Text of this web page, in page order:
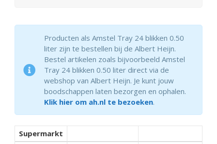
Producten als Amstel Tray 24 blikken 0.50
liter zijn te bestellen bij de Albert Heijn.
Bestel artikelen zoals bijvoorbeeld Amstel
Tray 24 blikken 0.50 liter direct via de
webshop van Albert Heijn. Je kunt jouw
boodschappen laten bezorgen en ophalen.
Klik hier om ah.nl te bezoeken.
Supermarkt